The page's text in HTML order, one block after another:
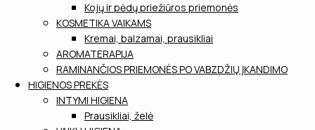
Kojų ir pėdų priežiūros priemonės
KOSMETIKA VAIKAMS
Kremai, balzamai, prausikliai
AROMATERAPIJA
RAMINANČIOS PRIEMONĖS PO VABZDŽIŲ ĮKANDIMO
HIGIENOS PREKĖS
INTYMI HIGIENA
Prausikliai, želė